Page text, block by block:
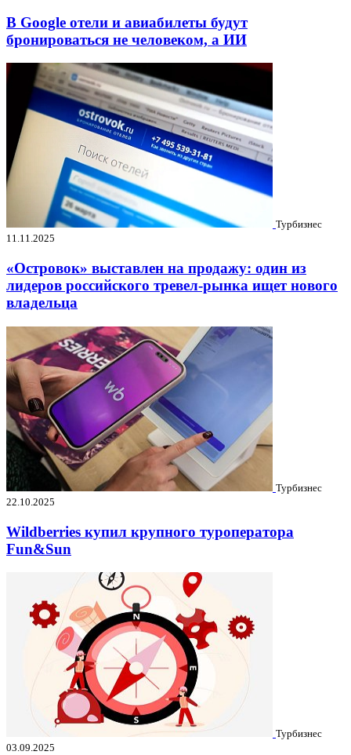
В Google отели и авиабилеты будут
бронироваться не человеком, а ИИ
Турбизнес
11.11.2025
«Островок» выставлен на продажу: один из
лидеров российского тревел-рынка ищет нового
владельца
Турбизнес
22.10.2025
Wildberries купил крупного туроператора
Fun&Sun
Турбизнес
03.09.2025